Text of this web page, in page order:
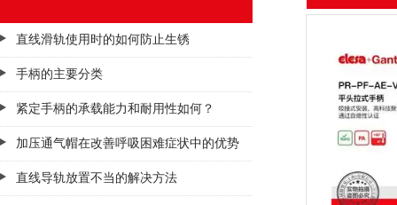
直线滑轨使用时的如何防止生锈
手柄的主要分类
紧定手柄的承载能力和耐用性如何？
加压通气帽在改善呼吸困难症状中的优势
直线导轨放置不当的解决方法